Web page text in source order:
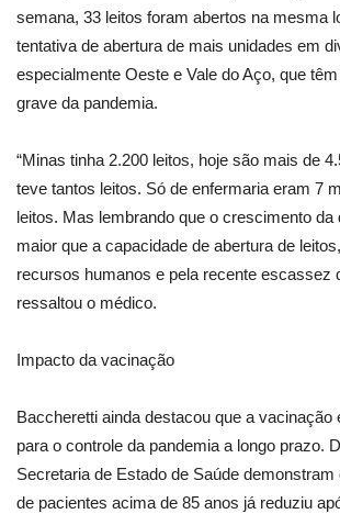
semana, 33 leitos foram abertos na mesma
tentativa de abertura de mais unidades em
especialmente Oeste e Vale do Aço, que
grave da pandemia.
“Minas tinha 2.200 leitos, hoje são mais de
teve tantos leitos. Só de enfermaria eram 7
leitos. Mas lembrando que o crescimento da
maior que a capacidade de abertura de
recursos humanos e pela recente escassez
ressaltou o médico.
Impacto da vacinação
Baccheretti ainda destacou que a vacinação
para o controle da pandemia a longo prazo.
Secretaria de Estado de Saúde demonstram
de pacientes acima de 85 anos já reduziu